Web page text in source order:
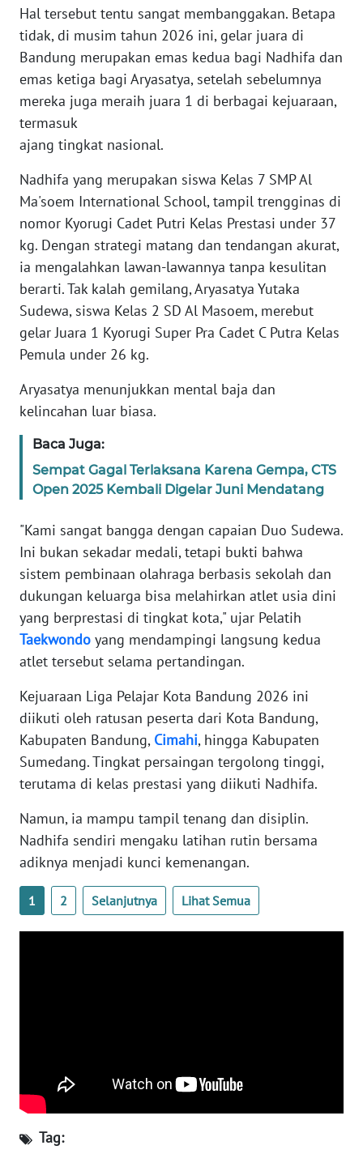
Hal tersebut tentu sangat membanggakan. Betapa
tidak, di musim tahun 2026 ini, gelar juara di
Bandung merupakan emas kedua bagi Nadhifa dan
emas ketiga bagi Aryasatya, setelah sebelumnya
mereka juga meraih juara 1 di berbagai kejuaraan,
termasuk
ajang tingkat nasional.
Nadhifa yang merupakan siswa Kelas 7 SMP Al
Ma'soem International School, tampil trengginas di
nomor Kyorugi Cadet Putri Kelas Prestasi under 37
kg. Dengan strategi matang dan tendangan akurat,
ia mengalahkan lawan-lawannya tanpa kesulitan
berarti. Tak kalah gemilang, Aryasatya Yutaka
Sudewa, siswa Kelas 2 SD Al Masoem, merebut
gelar Juara 1 Kyorugi Super Pra Cadet C Putra Kelas
Pemula under 26 kg.
Aryasatya menunjukkan mental baja dan
kelincahan luar biasa.
Baca Juga:
Sempat Gagal Terlaksana Karena Gempa, CTS
Open 2025 Kembali Digelar Juni Mendatang
"Kami sangat bangga dengan capaian Duo Sudewa.
Ini bukan sekadar medali, tetapi bukti bahwa
sistem pembinaan olahraga berbasis sekolah dan
dukungan keluarga bisa melahirkan atlet usia dini
yang berprestasi di tingkat kota," ujar Pelatih
Taekwondo yang mendampingi langsung kedua
atlet tersebut selama pertandingan.
Kejuaraan Liga Pelajar Kota Bandung 2026 ini
diikuti oleh ratusan peserta dari Kota Bandung,
Kabupaten Bandung, Cimahi, hingga Kabupaten
Sumedang. Tingkat persaingan tergolong tinggi,
terutama di kelas prestasi yang diikuti Nadhifa.
Namun, ia mampu tampil tenang dan disiplin.
Nadhifa sendiri mengaku latihan rutin bersama
adiknya menjadi kunci kemenangan.
1 2 Selanjutnya Lihat Semua
Tag:
WN
PAPUA
WN
PAPUA
WN
RIAU
WN
SERAMBI
JAMBI
WN
SULTRA
WN
NTB
SULTENG
SULBAR
WN
BABEL
SUMBAR
WN
SUMSEL
BENGKULU
WN
WN